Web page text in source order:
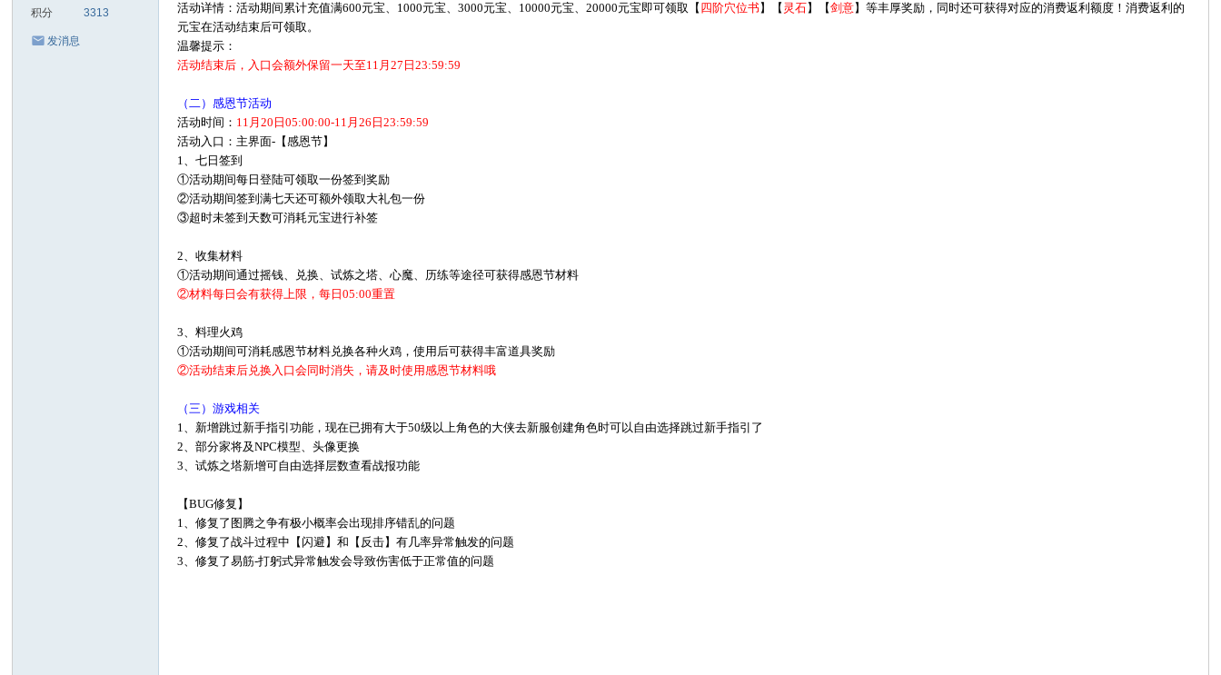
积分 3313
发消息
活动详情：活动期间累计充值满600元宝、1000元宝、3000元宝、10000元宝、20000元宝即可领取【 四阶穴位书 】【 灵石】【剑意】等丰厚奖励，同时还可获得对应的消费返利额度！消费返利的
元宝在活动结束后可领取。
温馨提示：
活动结束后，入口会额外保留一天至11月27日23:59:59
（二）感恩节活动
活动时间： 11月20日05:00:00-11月26日23:59:59
活动入口：主界面-【感恩节】
1、七日签到
①活动期间每日登陆可领取一份签到奖励
②活动期间签到满七天还可额外领取大礼包一份
③超时未签到天数可消耗元宝进行补签
2、收集材料
①活动期间通过摇钱、兑换、试炼之塔、心魔、历练等途径可获得感恩节材料
②材料每日会有获得上限，每日05:00重置
3、料理火鸡
①活动期间可消耗感恩节材料兑换各种火鸡，使用后可获得丰富道具奖励
②活动结束后兑换入口会同时消失，请及时使用感恩节材料哦
（三）游戏相关
1、新增跳过新手指引功能，现在已拥有大于50级以上角色的大侠去新服创建角色时可以自由选择跳过新手指引了
2、部分家将及NPC模型、头像更换
3、试炼之塔新增可自由选择层数查看战报功能
【BUG修复】
1、修复了图腾之争有极小概率会出现排序错乱的问题
2、修复了战斗过程中【闪避】和【反击】有几率异常触发的问题
3、修复了易筋-打躬式异常触发会导致伤害低于正常值的问题